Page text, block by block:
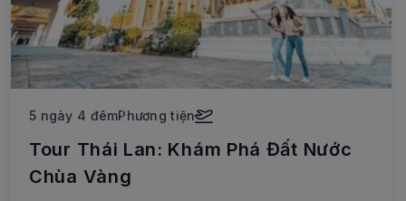
5 ngày 4 đêmPhương tiện
Tour Thái Lan: Khám Phá Đất Nước
Chùa Vàng